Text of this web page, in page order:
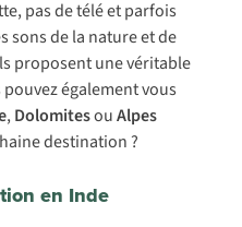
pas de télé et parfois
sons de la nature et de
proposent une véritable
également vous
,DolomitesouAlpes
destination ?
en Inde